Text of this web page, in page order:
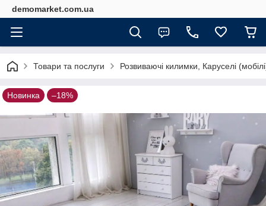
demomarket.com.ua
Товари та послуги Розвиваючі килимки, Каруселі
Новинка –18%